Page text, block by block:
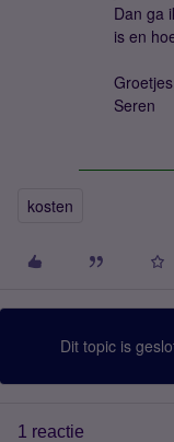
Dan ga
is en
Seren
kosten
Dit topic is
1 reactie